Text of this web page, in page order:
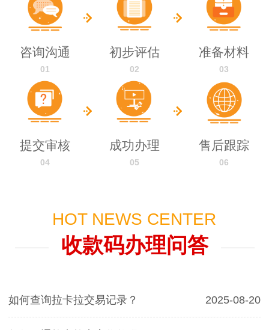
咨询沟通
01
初步评估
02
准备材料
03
提交审核
04
成功办理
05
售后跟踪
06
HOT NEWS CENTER
收款码办理问答
如何查询拉卡拉交易记录？ 2025-08-20